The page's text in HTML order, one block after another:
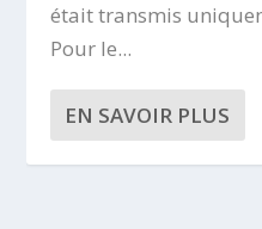
était transmis
Pour le...
EN SAVOIR PLUS